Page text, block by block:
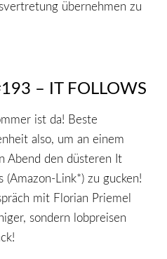
übernehmen zu
– IT FOLLOWS
ist da! Beste
also, um an einem
Abend den düsteren It
(Amazon-Link*) zu gucken!
mit Florian Priemel
sondern lobpreisen